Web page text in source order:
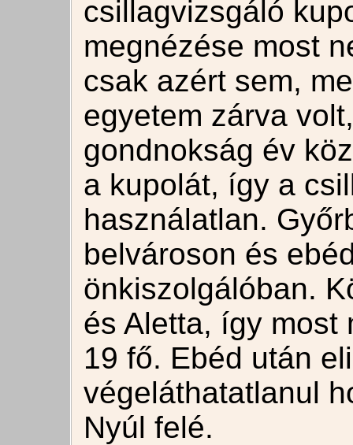
csillagvizsgáló
megnézése most
csak azért sem,
egyetem zárva
gondnokság év
a kupolát, így a
használatlan.
belvároson és
önkiszolgálóban.
és Aletta, így most
19 fő. Ebéd után
végeláthatatlanul
Nyúl felé.